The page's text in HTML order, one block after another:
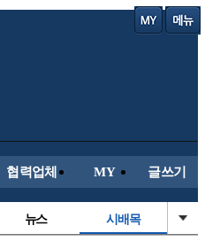
협력업체 MY 글쓰기
뉴스 시배목